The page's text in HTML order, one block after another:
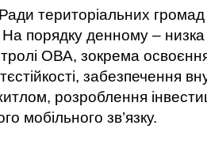
територіальних громад
На порядку денному –
ОВА, зокрема освоєння
забезпечення
розроблення
мобільного зв’язку.